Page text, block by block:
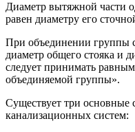
Диаметр вытяжной части
равен диаметру его
При объединении группы
диаметр общего стояка и
следует принимать
объединяемой группы».
Существует три основные
канализационных систем: